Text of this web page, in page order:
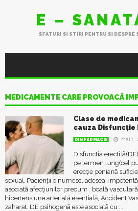
E –
SFATURI SI STIRI PENTRU SI DESPRE
MEDICAMENTE CARE PROVOACĂ
Clase de
cauza Disfuncție
DIN FARMACIE mai 1,
Disfunctia
pe termen lung(cel
erecție penianã
sexual. Pacienții o numesc, adesea,
asociatã afecțiunilor precum : boalã
hipertensiune arterială esențială, Accident
zaharat. DE psihogenã este asociatã cu :...